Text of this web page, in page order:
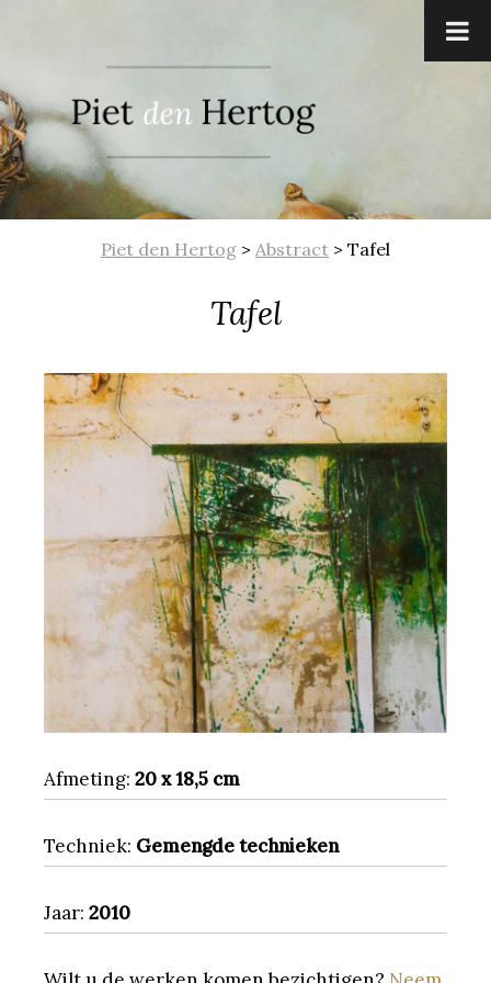
Piet den Hertog > Abstract > Tafel
Tafel
Afmeting: 20 x 18,5 cm
Techniek: Gemengde technieken
Jaar: 2010